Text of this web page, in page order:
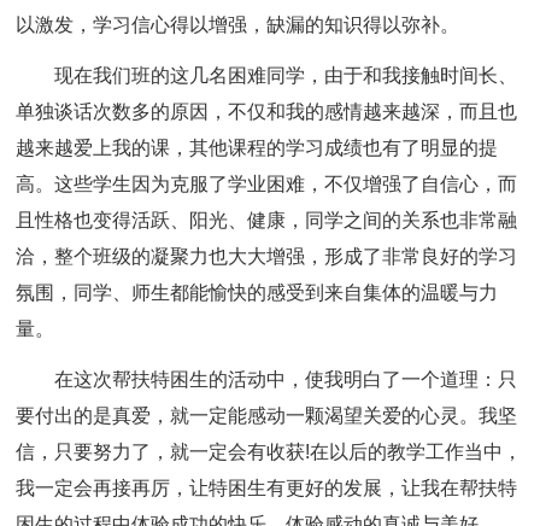
以激发，学习信心得以增强，缺漏的知识得以弥补。
现在我们班的这几名困难同学，由于和我接触时间长、
单独谈话次数多的原因，不仅和我的感情越来越深，而且也
越来越爱上我的课，其他课程的学习成绩也有了明显的提
高。这些学生因为克服了学业困难，不仅增强了自信心，而
且性格也变得活跃、阳光、健康，同学之间的关系也非常融
洽，整个班级的凝聚力也大大增强，形成了非常良好的学习
氛围，同学、师生都能愉快的感受到来自集体的温暖与力
量。
在这次帮扶特困生的活动中，使我明白了一个道理：只
要付出的是真爱，就一定能感动一颗渴望关爱的心灵。我坚
信，只要努力了，就一定会有收获!在以后的教学工作当中，
我一定会再接再厉，让特困生有更好的发展，让我在帮扶特